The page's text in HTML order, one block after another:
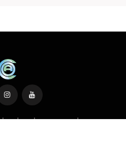
derechos reservados